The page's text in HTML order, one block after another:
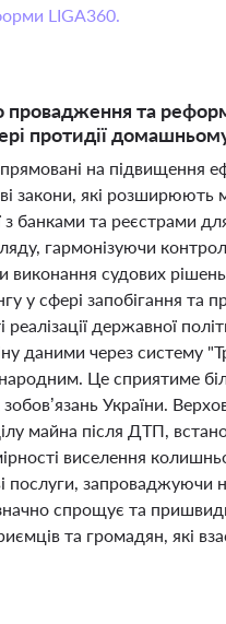
LIGA360.
провадження та
протидії
на підвищення
закони, які розширюють
банками та реєстрами
гармонізуючи
судових
у сфері запобігання та
реалізації державної
даними через систему
Це сприятиме
України.
майна після ДТП,
виселення
запроваджуючи
спрощує та
та громадян, які